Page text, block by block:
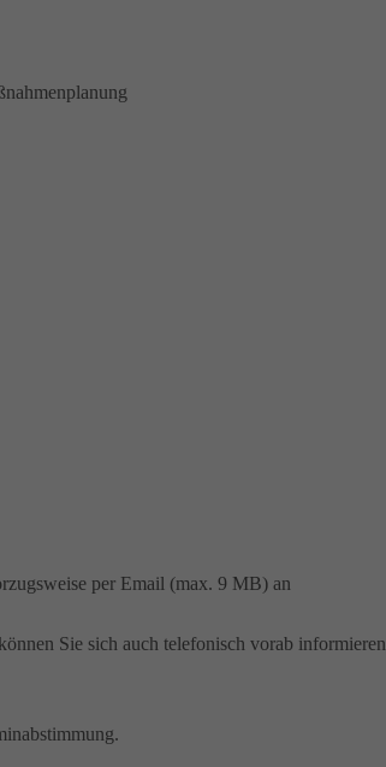
per Email (max. 9 MB) an
Sie sich auch telefonisch vorab informieren